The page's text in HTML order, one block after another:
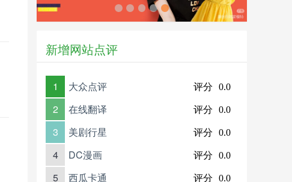
新增网站点评
1 大众点评 评分 0.0
2 在线翻译 评分 0.0
3 美剧行星 评分 0.0
4 DC漫画 评分 0.0
5 西瓜卡通 评分 0.0